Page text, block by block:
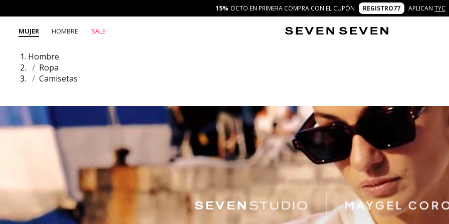
15% DCTO EN PRIMERA COMPRA CON EL CUPÓN REGISTRO77 APLICAN TYC
MUJER HOMBRE SALE
Hombre
Ropa
Camisetas